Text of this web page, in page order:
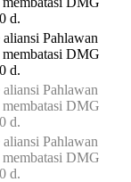
d.
Pahlawan
membatasi DMG
d.
Pahlawan
membatasi DMG
d.
Pahlawan
membatasi DMG
d.